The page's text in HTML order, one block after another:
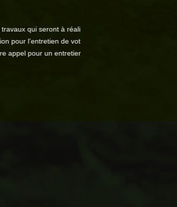
qui seront à réaliser.
l’entretien de votre
pour un entretien